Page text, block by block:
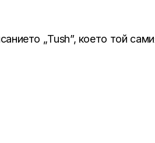
„Tush”, което той